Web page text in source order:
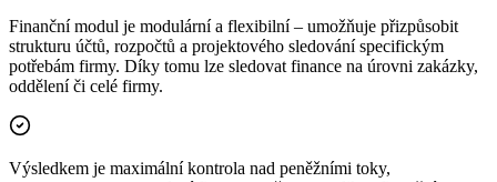
Finanční modul je modulární a flexibilní – umožňuje přizpůsobit
strukturu účtů, rozpočtů a projektového sledování specifickým
potřebám firmy. Díky tomu lze sledovat finance na úrovni zakázky,
oddělení či celé firmy.
Výsledkem je maximální kontrola nad peněžními toky,